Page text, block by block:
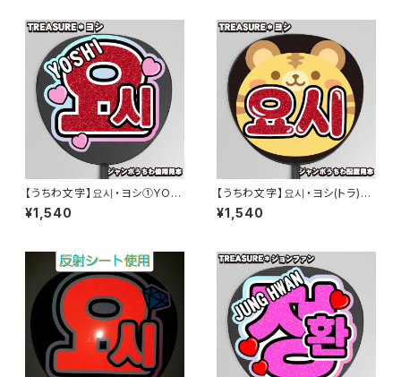
【うちわ文字】요시・ヨシ①YOS
HI 金本芳典 即納 【TREASUR
E】
¥1,540
【うちわ文字】요시・ヨシ(トラ)②
YOSHI 金本芳典 即納 【TREA
SURE】
¥1,540